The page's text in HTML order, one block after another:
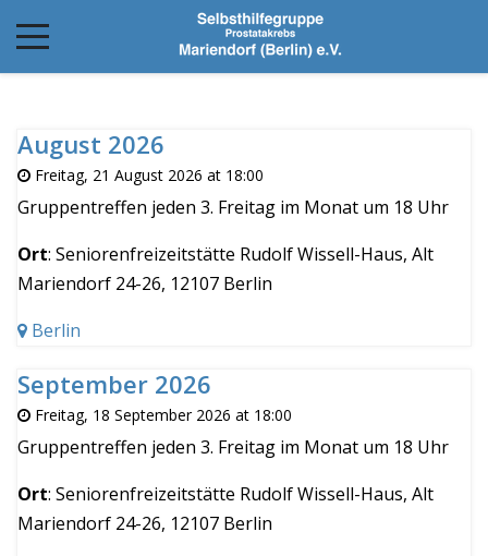
August 2026
Freitag, 21 August 2026 at 18:00
Gruppentreffen jeden 3. Freitag im Monat um 18 Uhr
Ort: Seniorenfreizeitstätte Rudolf Wissell-Haus, Alt
Mariendorf 24-26, 12107 Berlin
Berlin
September 2026
Freitag, 18 September 2026 at 18:00
Gruppentreffen jeden 3. Freitag im Monat um 18 Uhr
Ort: Seniorenfreizeitstätte Rudolf Wissell-Haus, Alt
Mariendorf 24-26, 12107 Berlin